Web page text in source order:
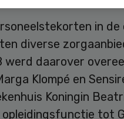
in
diverse
werd daarover
Klompé en
Koningin
opleidingsfunctie tot